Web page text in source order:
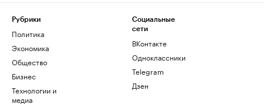
Рубрики
Политика
Экономика
Общество
Бизнес
Технологии и
медиа
Социальные
сети
ВКонтакте
Одноклассники
Telegram
Дзен